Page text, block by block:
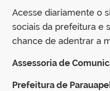
Acesse diariamente o
sociais da prefeitura e
chance de adentrar a
Assessoria de
Prefeitura de